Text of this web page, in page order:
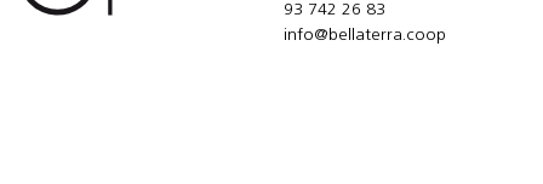
93 742 26 83
info@bellaterra.coop